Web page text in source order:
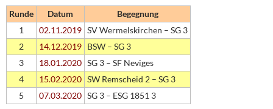
Runde Datum
Begegnung
1
02.11.2019 SV Wermelskirchen – SG 3
2
14.12.2019 BSW – SG 3
3
18.01.2020 SG 3 – SF Neviges
4
15.02.2020 SW Remscheid 2 – SG 3
5
07.03.2020 SG 3 – ESG 1851 3